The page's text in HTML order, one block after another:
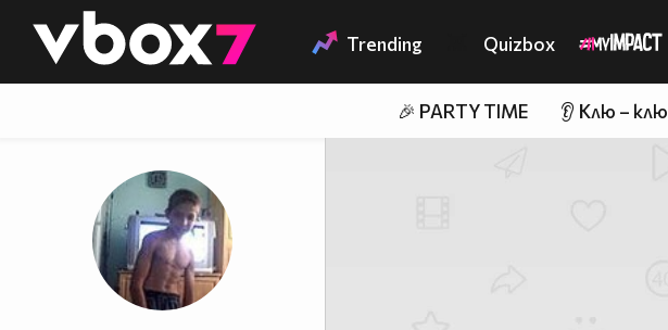
👾 Trending Quizbox
🎉 PARTY TIME 👂 Клю – клю